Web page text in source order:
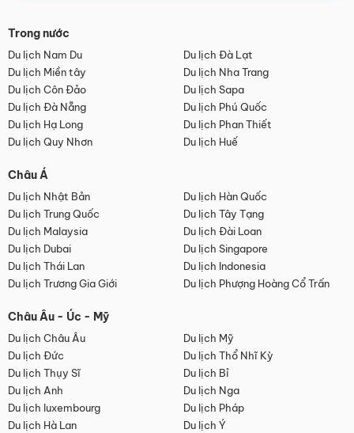
Trong nước
Du lịch Nam Du
Du lịch Đà Lạt
Du lịch Miền tây
Du lịch Nha Trang
Du lịch Côn Đảo
Du lịch Sapa
Du lịch Đà Nẵng
Du lịch Phú Quốc
Du lịch Hạ Long
Du lịch Phan Thiết
Du lịch Quy Nhơn
Du lịch Huế
Châu Á
Du lịch Nhật Bản
Du lịch Hàn Quốc
Du lịch Trung Quốc
Du lịch Tây Tạng
Du lịch Malaysia
Du lịch Đài Loan
Du lịch Dubai
Du lịch Singapore
Du lịch Thái Lan
Du lịch Indonesia
Du lịch Trương Gia Giới
Du lịch Phượng Hoàng Cổ Trấn
Châu Âu - Úc - Mỹ
Du lịch Châu Âu
Du lịch Mỹ
Du lịch Đức
Du lịch Thổ Nhĩ Kỳ
Du lịch Thụy Sĩ
Du lịch Bỉ
Du lịch Anh
Du lịch Nga
Du lịch luxembourg
Du lịch Pháp
Du lịch Hà Lan
Du lịch Ý